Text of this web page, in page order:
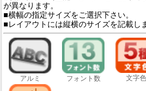
が異なります。
■横幅の指定サイズをご選択下さい。
■レイアウトには縦横のサイズを記載し
アルミ フォント数 文字色